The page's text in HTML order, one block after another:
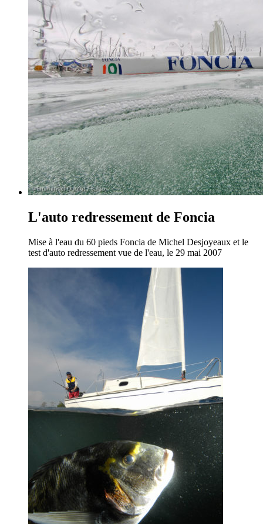
L'auto redressement de Foncia
Mise à l'eau du 60 pieds Foncia de Michel Desjoyeaux et le
test d'auto redressement vue de l'eau, le 29 mai 2007